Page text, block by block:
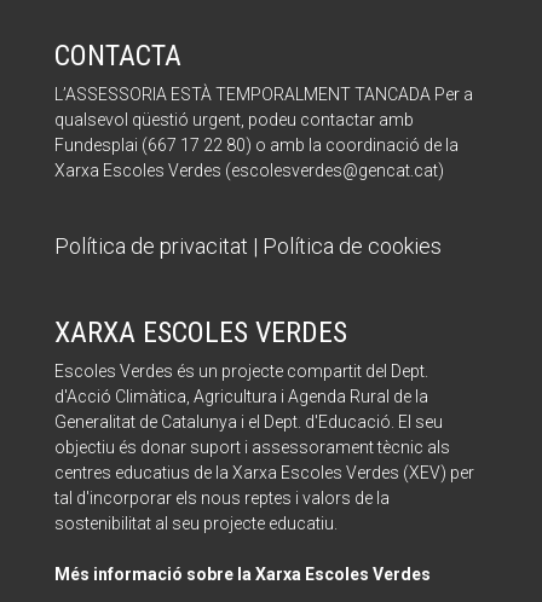
CONTACTA
L’ASSESSORIA ESTÀ TEMPORALMENT TANCADA Per a
qualsevol qüestió urgent, podeu contactar amb
Fundesplai (667 17 22 80) o amb la coordinació de la
Xarxa Escoles Verdes (escolesverdes@gencat.cat)
Política de privacitat | Política de cookies
XARXA ESCOLES VERDES
Escoles Verdes és un projecte compartit del Dept.
d'Acció Climàtica, Agricultura i Agenda Rural de la
Generalitat de Catalunya i el Dept. d'Educació. El seu
objectiu és donar suport i assessorament tècnic als
centres educatius de la Xarxa Escoles Verdes (XEV) per
tal d'incorporar els nous reptes i valors de la
sostenibilitat al seu projecte educatiu.
Més informació sobre la Xarxa Escoles Verdes